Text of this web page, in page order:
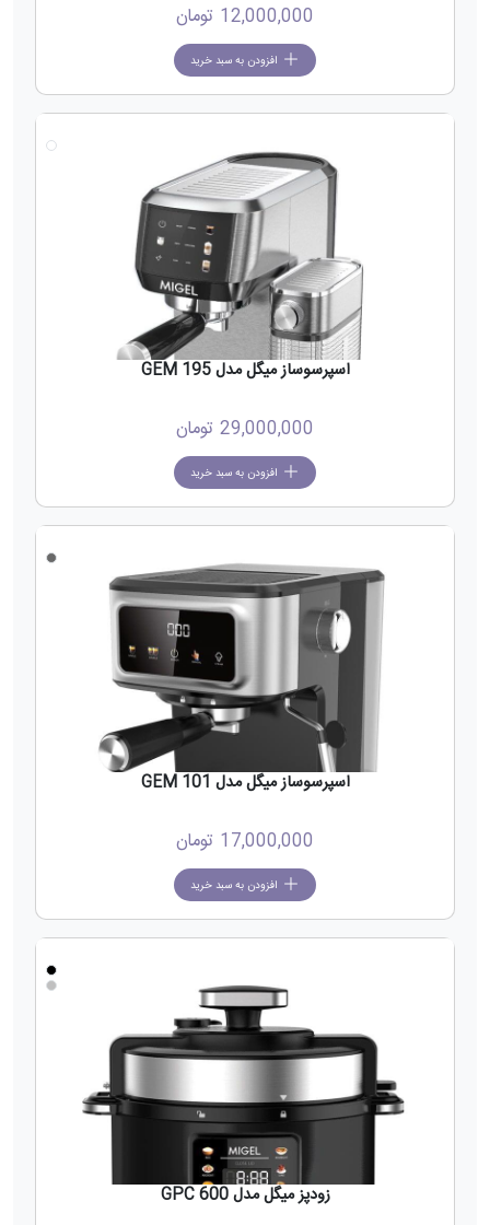
12,000,000 تومان
افزودن به سبد خرید
اسپرسوساز میگل مدل GEM 195
29,000,000 تومان
افزودن به سبد خرید
اسپرسوساز میگل مدل GEM 101
17,000,000 تومان
افزودن به سبد خرید
زودپز میگل مدل GPC 600